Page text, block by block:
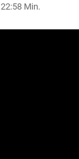
22:58 Min.